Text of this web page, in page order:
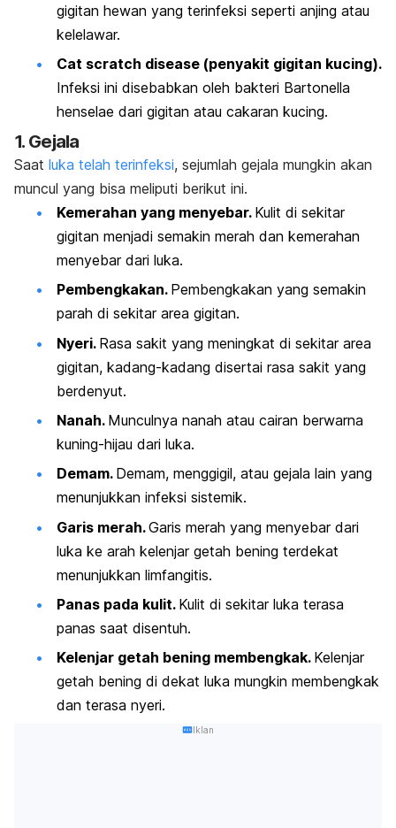
gigitan hewan yang terinfeksi seperti anjing atau
kelelawar.
Cat scratch disease (penyakit gigitan kucing).
Infeksi ini disebabkan oleh bakteri Bartonella
henselae dari gigitan atau cakaran kucing.
1. Gejala
Saat luka telah terinfeksi, sejumlah gejala mungkin akan
muncul yang bisa meliputi berikut ini.
Kemerahan yang menyebar. Kulit di sekitar
gigitan menjadi semakin merah dan kemerahan
menyebar dari luka.
Pembengkakan. Pembengkakan yang semakin
parah di sekitar area gigitan.
Nyeri. Rasa sakit yang meningkat di sekitar area
gigitan, kadang-kadang disertai rasa sakit yang
berdenyut.
Nanah. Munculnya nanah atau cairan berwarna
kuning-hijau dari luka.
Demam. Demam, menggigil, atau gejala lain yang
menunjukkan infeksi sistemik.
Garis merah.Garis merah yang menyebar dari
luka ke arah kelenjar getah bening terdekat
menunjukkan limfangitis.
Panas pada kulit. Kulit di sekitar luka terasa
panas saat disentuh.
Kelenjar getah bening membengkak. Kelenjar
getah bening di dekat luka mungkin membengkak
dan terasa nyeri.
Iklan